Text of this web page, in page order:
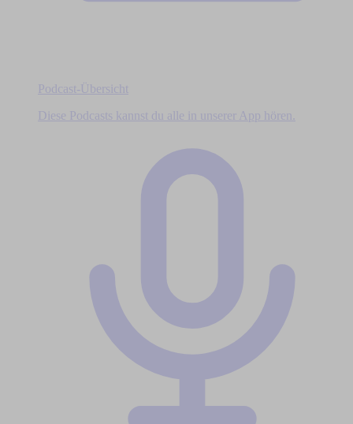
Podcast-Übersicht
Diese Podcasts kannst du alle in unserer App hören.